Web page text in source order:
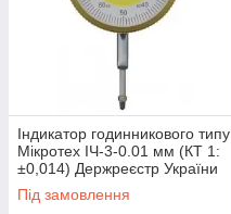
Індикатор годинникового типу
Мікротех ІЧ-3-0.01 мм (КТ 1:
±0,014) Держреєстр України
№У3071-10
Під замовлення